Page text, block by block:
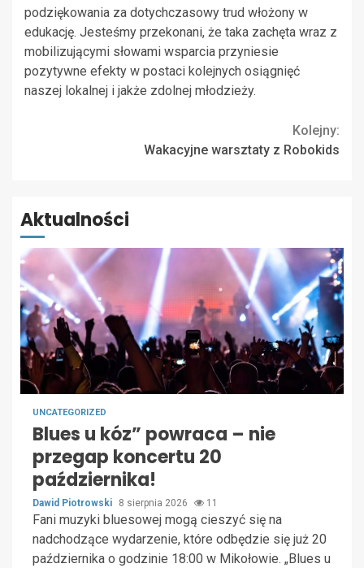
podziękowania za dotychczasowy trud włożony w
edukację. Jesteśmy przekonani, że taka zachęta wraz z
mobilizującymi słowami wsparcia przyniesie
pozytywne efekty w postaci kolejnych osiągnięć
naszej lokalnej i jakże zdolnej młodzieży.
Kolejny:
Wakacyjne warsztaty z Robokids
Aktualności
UNCATEGORIZED
Blues u kóz” powraca – nie
przegap koncertu 20
października!
Dawid Piotrowski 8 sierpnia 2026 11
Fani muzyki bluesowej mogą cieszyć się na
nadchodzące wydarzenie, które odbędzie się już 20
października o godzinie 18:00 w Mikołowie. „Blues u